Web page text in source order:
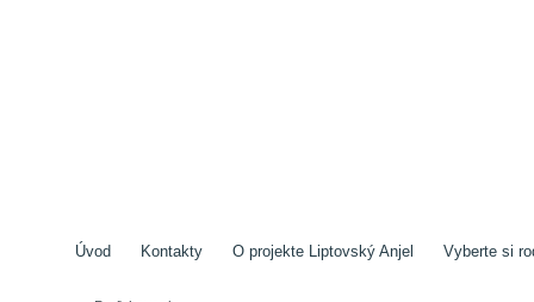
Úvod Kontakty O projekte Liptovský Anjel Vyberte si